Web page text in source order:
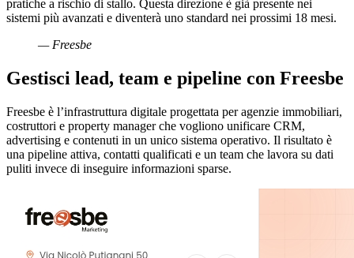
pratiche a rischio di stallo. Questa direzione è già presente nei
sistemi più avanzati e diventerà uno standard nei prossimi 18 mesi.
— Freesbe
Gestisci lead, team e pipeline con Freesbe
Freesbe è l’infrastruttura digitale progettata per agenzie immobiliari,
costruttori e property manager che vogliono unificare CRM,
advertising e contenuti in un unico sistema operativo. Il risultato è
una pipeline attiva, contatti qualificati e un team che lavora su dati
puliti invece di inseguire informazioni sparse.